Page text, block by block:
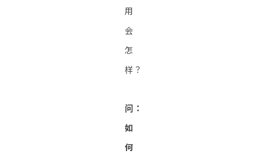
用
会
怎
样？
问：
如
何